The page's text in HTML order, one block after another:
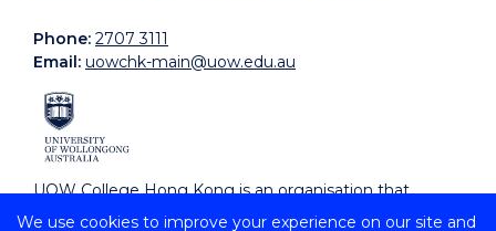
We use cookies to improve your experience on our site and
Phone: 2707 3111
Email: uowchk-main@uow.edu.au
UOW College Hong Kong is an organisation that
supports, embraces and celebrates diverse cultures.